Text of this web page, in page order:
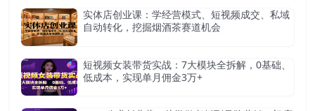
实体店创业课：学经营模式、短视频成交、私域
自动转化，挖掘烟酒茶赛道机会
短视频女装带货实战：7大模块全拆解，0基础、
低成本，实现单月佣金3万+